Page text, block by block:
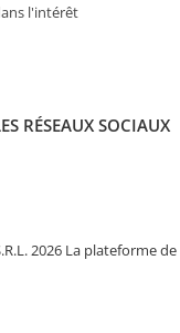
l'intérêt
RÉSEAUX SOCIAUX
2026 La plateforme de